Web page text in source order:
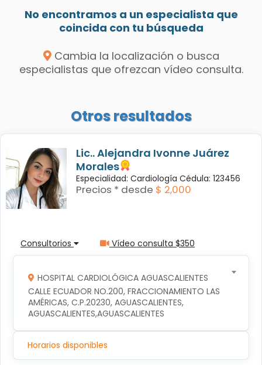
No encontramos a un especialista que
coincida con tu búsqueda
Cambia la localización o busca
especialistas que ofrezcan vídeo consulta.
Otros resultados
Lic.. Alejandra Ivonne Juárez
Morales
Especialidad: Cardiología Cédula: 123456
Precios * desde $ 2,000
Consultorios Vídeo consulta $350
HOSPITAL CARDIOLÓGICA AGUASCALIENTES
CALLE ECUADOR NO.200, FRACCIONAMIENTO LAS
AMÉRICAS, C.P.20230, AGUASCALIENTES,
AGUASCALIENTES,AGUASCALIENTES
Horarios disponibles